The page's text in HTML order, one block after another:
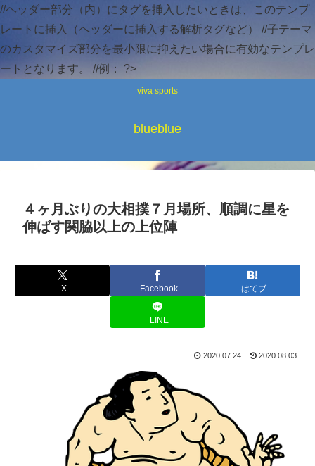
//ヘッダー部分（内）にタグを挿入したいときは、このテンプ
レートに挿入（ヘッダーに挿入する解析タグなど） //子テーマ
のカスタマイズ部分を最小限に抑えたい場合に有効なテンプレ
ートとなります。 //例：
?>
viva sports
blueblue
４ヶ月ぶりの大相撲７月場所、順調に星を
伸ばす関脇以上の上位陣
X Facebook はてブ
LINE
2020.07.24 2020.08.03